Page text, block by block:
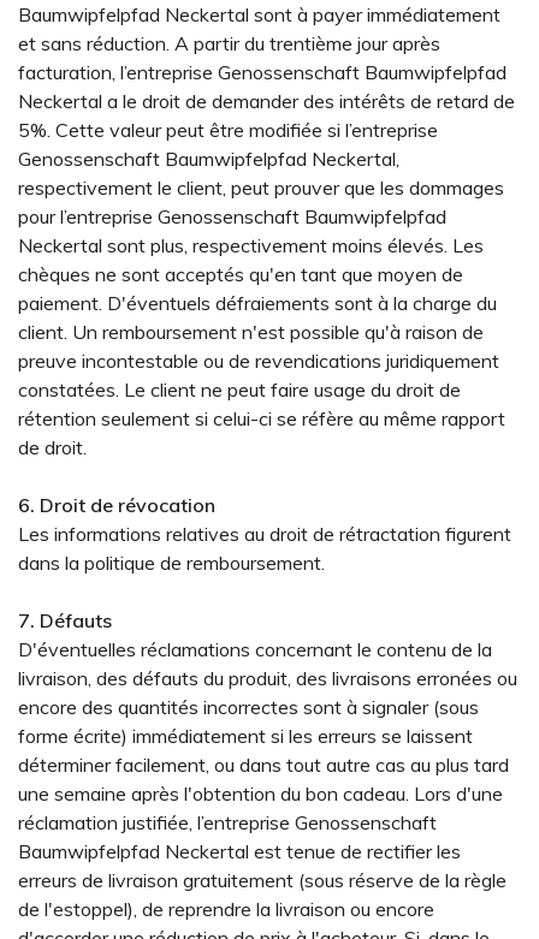
Baumwipfelpfad Neckertal sont à payer immédiatement
et sans réduction. A partir du trentième jour après
facturation, l’entreprise Genossenschaft Baumwipfelpfad
Neckertal a le droit de demander des intérêts de retard de
5%. Cette valeur peut être modifiée si l’entreprise
Genossenschaft Baumwipfelpfad Neckertal,
respectivement le client, peut prouver que les dommages
pour l’entreprise Genossenschaft Baumwipfelpfad
Neckertal sont plus, respectivement moins élevés. Les
chèques ne sont acceptés qu'en tant que moyen de
paiement. D'éventuels défraiements sont à la charge du
client. Un remboursement n'est possible qu'à raison de
preuve incontestable ou de revendications juridiquement
constatées. Le client ne peut faire usage du droit de
rétention seulement si celui-ci se réfère au même rapport
de droit.
6. Droit de révocation
Les informations relatives au droit de rétractation figurent
dans la politique de remboursement.
7. Défauts
D'éventuelles réclamations concernant le contenu de la
livraison, des défauts du produit, des livraisons erronées ou
encore des quantités incorrectes sont à signaler (sous
forme écrite) immédiatement si les erreurs se laissent
déterminer facilement, ou dans tout autre cas au plus tard
une semaine après l'obtention du bon cadeau. Lors d'une
réclamation justifiée, l’entreprise Genossenschaft
Baumwipfelpfad Neckertal est tenue de rectifier les
erreurs de livraison gratuitement (sous réserve de la règle
de l'estoppel), de reprendre la livraison ou encore